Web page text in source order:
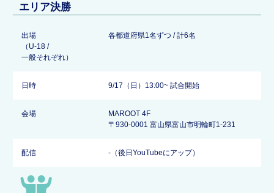
エリア決勝
出場
（U-18 /
一般それぞれ）
各都道府県1名ずつ / 計6名
日時 9/17（日）13:00~ 試合開始
会場
MAROOT 4F
〒930-0001 富山県富山市明輪町1-231
配信 -（後日YouTubeにアップ）